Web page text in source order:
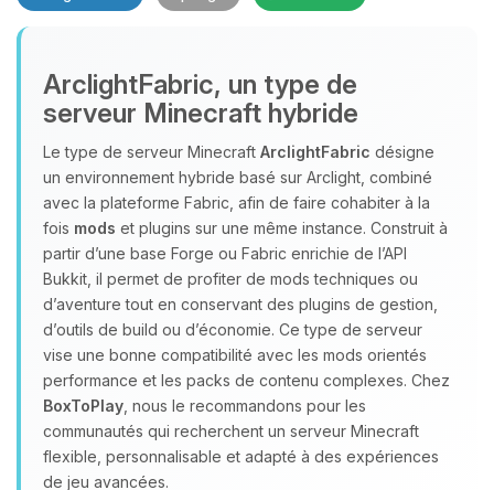
ArclightFabric, un type de
serveur Minecraft hybride
Le type de serveur Minecraft ArclightFabric désigne
un environnement hybride basé sur Arclight, combiné
avec la plateforme Fabric, afin de faire cohabiter à la
fois mods et plugins sur une même instance. Construit à
partir d’une base Forge ou Fabric enrichie de l’API
Bukkit, il permet de profiter de mods techniques ou
d’aventure tout en conservant des plugins de gestion,
d’outils de build ou d’économie. Ce type de serveur
vise une bonne compatibilité avec les mods orientés
performance et les packs de contenu complexes. Chez
BoxToPlay , nous le recommandons pour les
communautés qui recherchent un serveur Minecraft
flexible, personnalisable et adapté à des expériences
de jeu avancées.
Youpi, enfin quelqu’un pour me
parler ! Moi c’est Choupy, ton petit
assistant BoxToPlay. Dis-moi ce dont
tu as besoin et je vais remuer mes
petits circuits pour t’aider.
06/08/2026 à 14:06